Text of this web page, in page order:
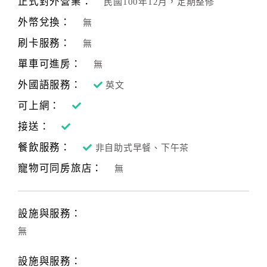
作
提
店
合
作
合
作
外幣兌換： 無
刷卡服務： 無
單車可進房： 無
外國語服務： 英文
可上網：
接送：
餐飲服務：
非自助式早餐、下午茶
寵物可同房旅店： 無
設施與服務：
無
設施與服務：